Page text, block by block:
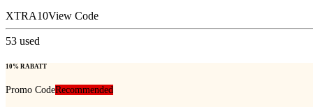
XTRA10View Code
53 used
10% RABATT
Promo CodeRecommended